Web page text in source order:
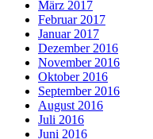
März 2017
Februar 2017
Januar 2017
Dezember 2016
November 2016
Oktober 2016
September 2016
August 2016
Juli 2016
Juni 2016